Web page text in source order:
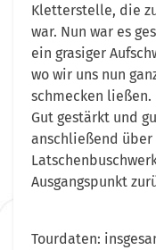
Kletterstelle, die
war. Nun war es
ein grasiger
wo wir uns nun
schmecken ließen.
Gut gestärkt und
anschließend über
Ausgangspunkt
Tourdaten: